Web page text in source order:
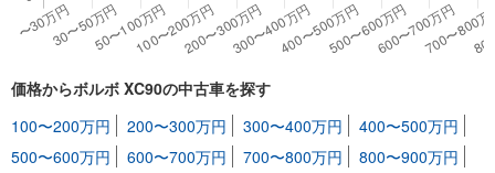
価格からボルボ XC90の中古車を探す
100〜200万円
200〜300万円 300〜400万円
400〜500万円
500〜600万円
600〜700万円 700〜800万円
800〜900万円